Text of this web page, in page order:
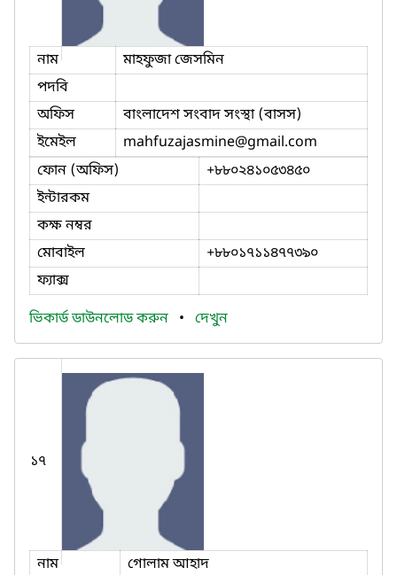
নাম
মাহফুজা জেসমিন
পদবি
অফিস
বাংলাদেশ সংবাদ সংস্থা (বাসস)
ইমেইল
mahfuzajasmine@gmail.com
ফোন (অফিস)
+৮৮০২৪১০৫৩৪৫০
ইন্টারকম
কক্ষ নম্বর
মোবাইল
+৮৮০১৭১১৪৭৭৩৯০
ফ্যাক্স
ভিকার্ড ডাউনলোড করুন • দেখুন
১৭
নাম
গোলাম আহাদ